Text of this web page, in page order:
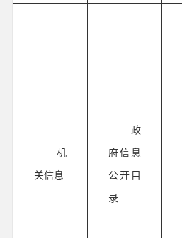
机
关信息
政
府信息
公开目
录